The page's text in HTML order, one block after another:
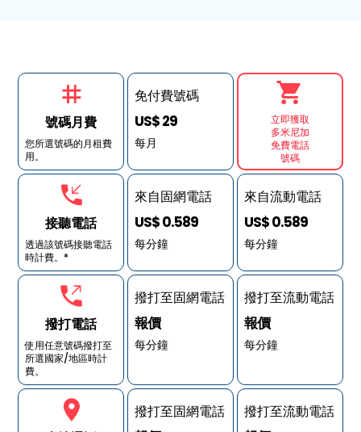
號碼月費
您所選號碼的月租費
用。
接聽電話
透過該號碼接聽電話
時計費。*
撥打電話
使用任意號碼撥打至
所選國家/地區時計
費。
免付費號碼
US$ 29
每月
來自固網電話
US$ 0.589
每分鐘
撥打至固網電話
報價
每分鐘
撥打至固網電話
立即獲取
多米尼加
免費電話
號碼
來自流動電話
US$ 0.589
每分鐘
撥打至流動電話
報價
每分鐘
撥打至流動電話